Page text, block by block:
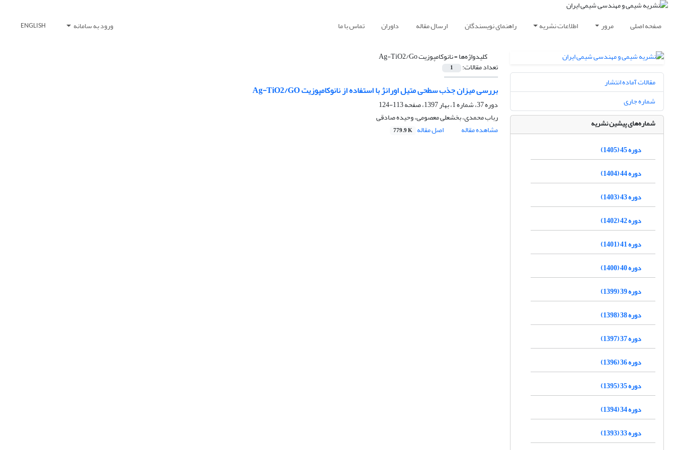
صفحه اصلی مرور اطلاعات نشریه راهنمای نویسندگان ارسال مقاله داوران تماس با ما ورود به سامانه ENGLISH
کلیدواژه‌ها =نانوکامپوزیت Ag-TiO2/Go
تعداد مقالات: 1
بررسی میزان جذب سطحی متیل اورانژ با استفاده از نانوکامپوزیت Ag-TiO2/GO
دوره 37، شماره 1، بهار 1397، صفحه
113-124
رباب محمدی، بخشعلی معصومی، وحیده صادقی
مشاهده مقاله
اصل مقاله 779.9 K
مقالات آماده انتشار
شماره جاری
شماره‌های پیشین نشریه
دوره 45 (1405)
دوره 44 (1404)
دوره 43 (1403)
دوره 42 (1402)
دوره 41 (1401)
دوره 40 (1400)
دوره 39 (1399)
دوره 38 (1398)
دوره 37 (1397)
دوره 36 (1396)
دوره 35 (1395)
دوره 34 (1394)
دوره 33 (1393)